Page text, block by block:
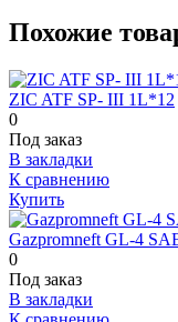
Похожие
ZIC ATF SP- III 1L*12
0
Под заказ
В закладки
К сравнению
Купить
Gazpromneft GL-4
0
Под заказ
В закладки